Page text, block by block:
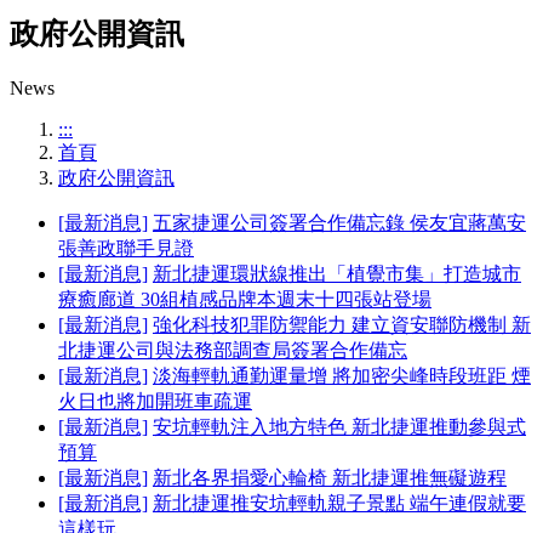
政府公開資訊
News
:::
首頁
政府公開資訊
[最新消息] 五家捷運公司簽署合作備忘錄 侯友宜蔣萬安
張善政聯手見證
[最新消息] 新北捷運環狀線推出「植覺市集」打造城市
療癒廊道 30組植感品牌本週末十四張站登場
[最新消息] 強化科技犯罪防禦能力 建立資安聯防機制 新
北捷運公司與法務部調查局簽署合作備忘
[最新消息] 淡海輕軌通勤運量增 將加密尖峰時段班距 煙
火日也將加開班車疏運
[最新消息] 安坑輕軌注入地方特色 新北捷運推動參與式
預算
[最新消息] 新北各界捐愛心輪椅 新北捷運推無礙遊程
[最新消息] 新北捷運推安坑輕軌親子景點 端午連假就要
這樣玩